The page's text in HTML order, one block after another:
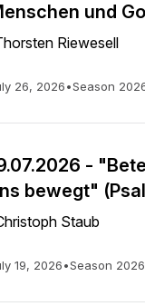
und
Riewesell
26, 2026•Season
-
bewegt"
Staub
19, 2026•Season 2026